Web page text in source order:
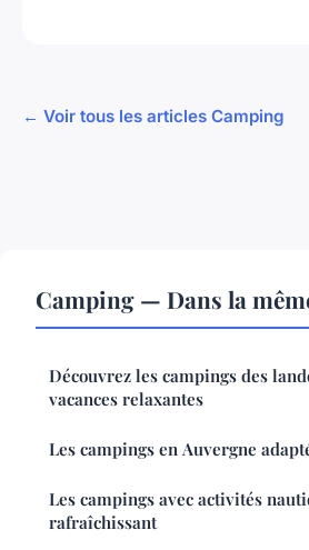
← Voir tous les articles Camping
Camping — Dans la
Découvrez les campings des
vacances relaxantes
Les campings en Auvergne
Les campings avec activités
rafraîchissant